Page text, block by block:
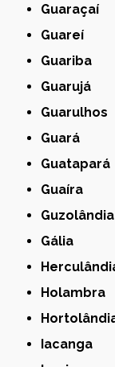
Guaraçaí
Guareí
Guariba
Guarujá
Guarulhos
Guará
Guatapará
Guaíra
Guzolândia
Gália
Holambra
Iacanga